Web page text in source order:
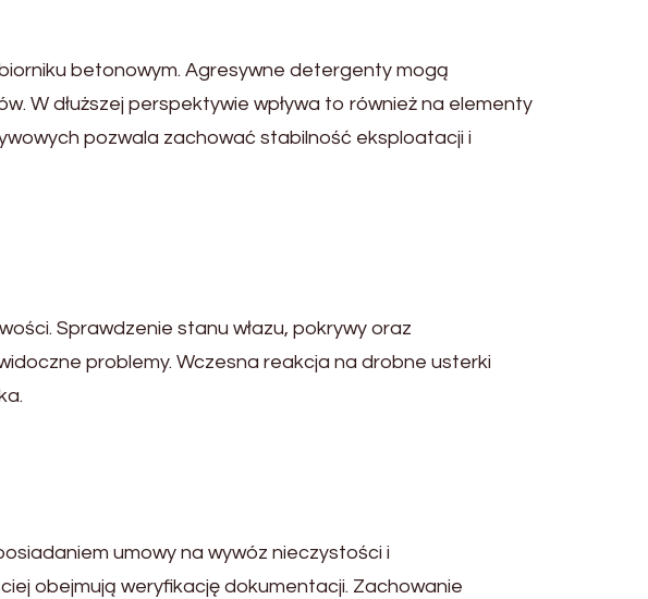
betonowym. Agresywne detergenty mogą
W dłuższej perspektywie wpływa to również na elementy
pozwala zachować stabilność eksploatacji i
Sprawdzenie stanu włazu, pokrywy oraz
problemy. Wczesna reakcja na drobne usterki
umowy na wywóz nieczystości i
obejmują weryfikację dokumentacji. Zachowanie